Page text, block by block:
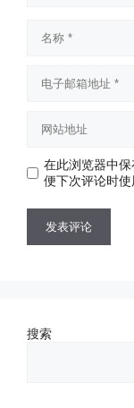
址 在此浏览器中
便下次评论时使
搜索